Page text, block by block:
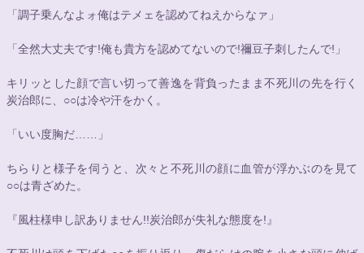
「調子乗んなよォ俺はテメェを認めてねえからなァ」
「全然大丈夫です!俺も貴方を認めてないので!禰豆子刺したんで!」
キリッとした顔で言い切って善逸を背負ったまま不死川の先を行く
炭治郎に、 ○○は冷や汗をかく。
「いい度胸だ……」
ちらりと様子を伺うと、次々と不死川の顔に血管が浮かぶのを見て
○○は青ざめた。
『風柱様申し訳ありません!!炭治郎が失礼な態度を!』